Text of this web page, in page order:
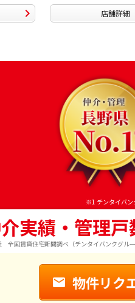
店舗詳細
※1 チンタイバ
実績・管理戸
国賃貸住宅新聞調べ（チンタイバンクグルー
物件リク